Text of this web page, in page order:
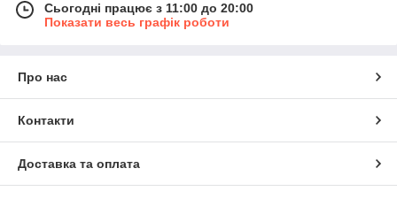
Сьогодні працює з 11:00 до 20:00
Показати весь графік роботи
Про нас
Контакти
Доставка та оплата